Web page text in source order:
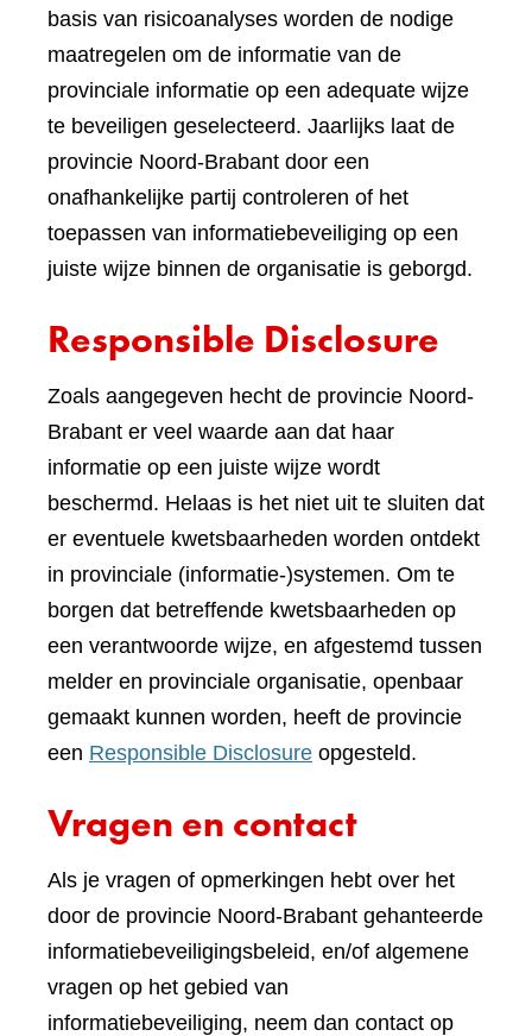
basis van risicoanalyses worden de nodige
maatregelen om de informatie van de
provinciale informatie op een adequate wijze
te beveiligen geselecteerd. Jaarlijks laat de
provincie Noord-Brabant door een
onafhankelijke partij controleren of het
toepassen van informatiebeveiliging op een
juiste wijze binnen de organisatie is geborgd.
Responsible Disclosure
Zoals aangegeven hecht de provincie Noord-
Brabant er veel waarde aan dat haar
informatie op een juiste wijze wordt
beschermd. Helaas is het niet uit te sluiten dat
er eventuele kwetsbaarheden worden ontdekt
in provinciale (informatie-)systemen. Om te
borgen dat betreffende kwetsbaarheden op
een verantwoorde wijze, en afgestemd tussen
melder en provinciale organisatie, openbaar
gemaakt kunnen worden, heeft de provincie
een Responsible Disclosure opgesteld.
Vragen en contact
Als je vragen of opmerkingen hebt over het
door de provincie Noord-Brabant gehanteerde
informatiebeveiligingsbeleid, en/of algemene
vragen op het gebied van
informatiebeveiliging, neem dan contact op